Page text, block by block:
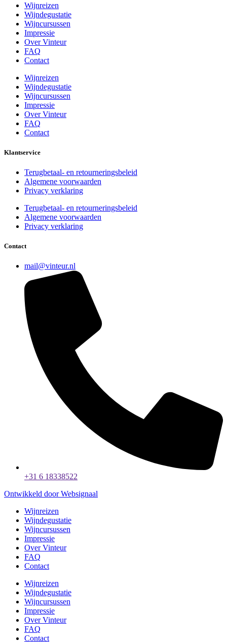
Wijnreizen
Wijndegustatie
Wijncursussen
Impressie
Over Vinteur
FAQ
Contact
Wijnreizen
Wijndegustatie
Wijncursussen
Impressie
Over Vinteur
FAQ
Contact
Klantservice
Terugbetaal- en retourneringsbeleid
Algemene voorwaarden
Privacy verklaring
Terugbetaal- en retourneringsbeleid
Algemene voorwaarden
Privacy verklaring
Contact
mail@vinteur.nl
+31 6 18338522
Ontwikkeld door Websignaal
Wijnreizen
Wijndegustatie
Wijncursussen
Impressie
Over Vinteur
FAQ
Contact
Wijnreizen
Wijndegustatie
Wijncursussen
Impressie
Over Vinteur
FAQ
Contact